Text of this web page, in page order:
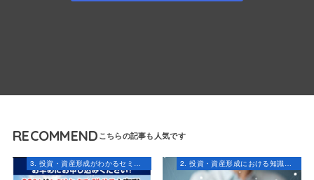
RECOMMEND
3. 投資・資産形成がわかるセミナー・コンテンツ 2. 投資・資産形成における知識とスキル